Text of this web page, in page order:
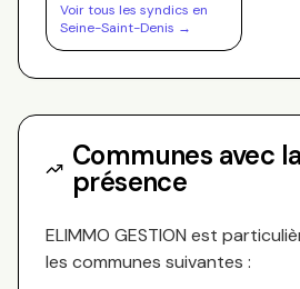
Voir tous les syndics en
Seine-Saint-Denis →
Communes avec
présence
ELIMMO GESTION est
les communes suivantes :